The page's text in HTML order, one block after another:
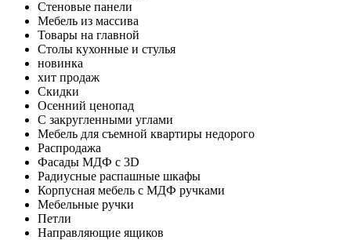
Стеновые панели
Мебель из массива
Товары на главной
Столы кухонные и стулья
новинка
хит продаж
Скидки
Осенний ценопад
С закругленными углами
Мебель для съемной квартиры недорого
Распродажа
Фасады МДФ с 3D
Радиусные распашные шкафы
Корпусная мебель с МДФ ручками
Мебельные ручки
Петли
Направляющие ящиков